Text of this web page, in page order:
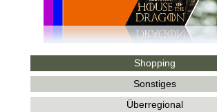
Shopping
Sonstiges
Überregional